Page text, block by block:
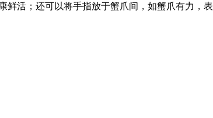
鲜活；还可以将手指放于蟹爪间，如蟹爪有力，表